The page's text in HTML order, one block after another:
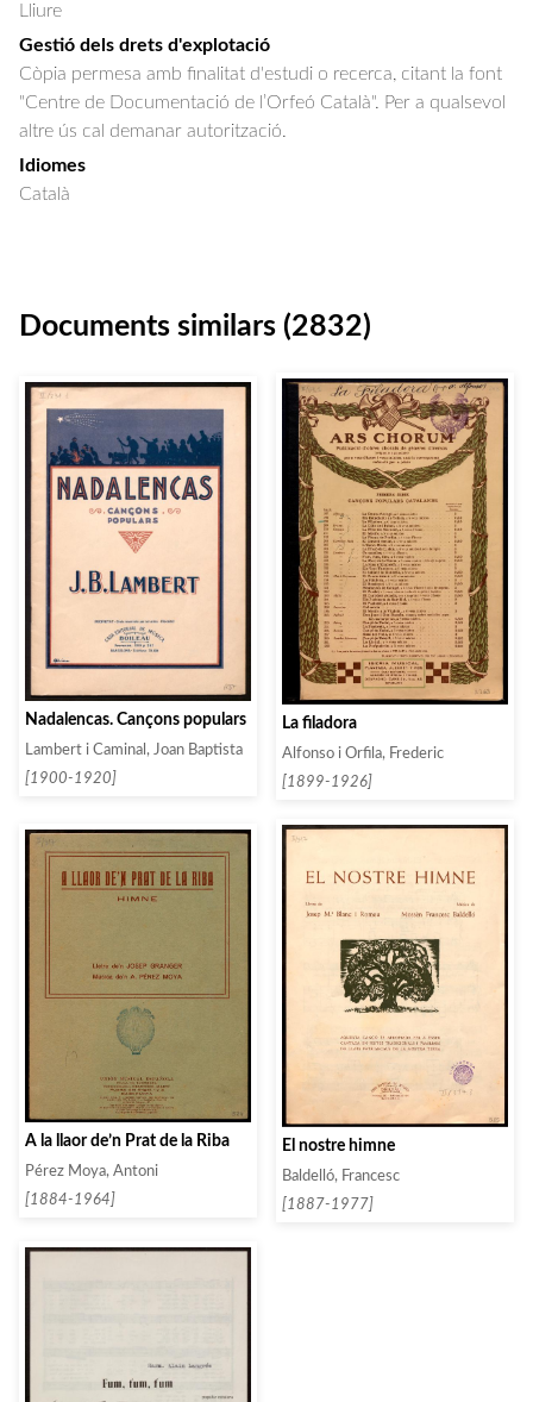
Lliure
Gestió dels drets d'explotació
Còpia permesa amb finalitat d'estudi o recerca, citant la font
"Centre de Documentació de l’Orfeó Català". Per a qualsevol
altre ús cal demanar autorització.
Idiomes
Català
Documents similars (2832)
Nadalencas. Cançons populars
Lambert i Caminal, Joan Baptista
[1900-1920]
La filadora
Alfonso i Orfila, Frederic
[1899-1926]
A la llaor de’n Prat de la Riba
Pérez Moya, Antoni
[1884-1964]
El nostre himne
Baldelló, Francesc
[1887-1977]